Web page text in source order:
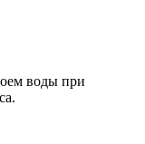
воды при